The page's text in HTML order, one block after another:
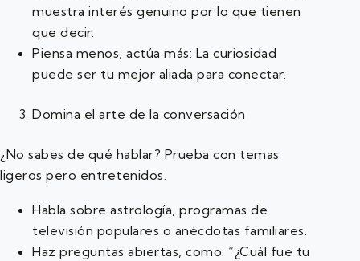
muestra interés genuino por lo que tienen
que decir.
Piensa menos, actúa más: La curiosidad
puede ser tu mejor aliada para conectar.
Domina el arte de la conversación
¿No sabes de qué hablar? Prueba con temas
ligeros pero entretenidos.
Habla sobre astrología, programas de
televisión populares o anécdotas familiares.
Haz preguntas abiertas, como: “¿Cuál fue tu